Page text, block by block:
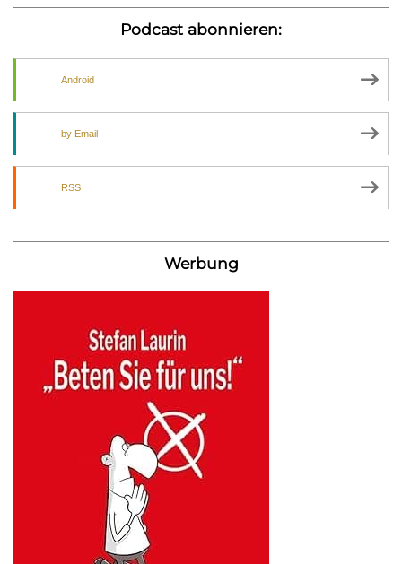
Podcast abonnieren:
Android
by Email
RSS
Werbung